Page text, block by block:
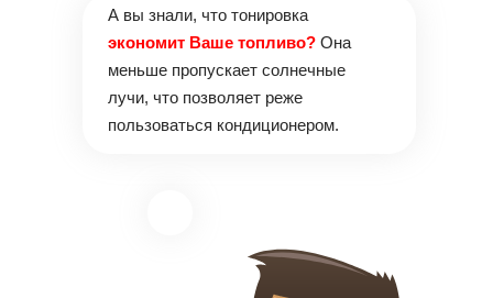
А вы знали, что тонировка
экономит Ваше топливо? Она
меньше пропускает солнечные
лучи, что позволяет реже
пользоваться кондиционером.